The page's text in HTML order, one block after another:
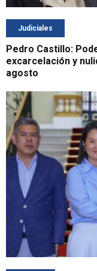
Judiciales
Pedro Castillo:
excarcelación y
agosto